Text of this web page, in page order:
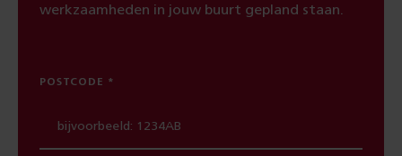
werkzaamheden in jouw buurt gepland staan.
POSTCODE